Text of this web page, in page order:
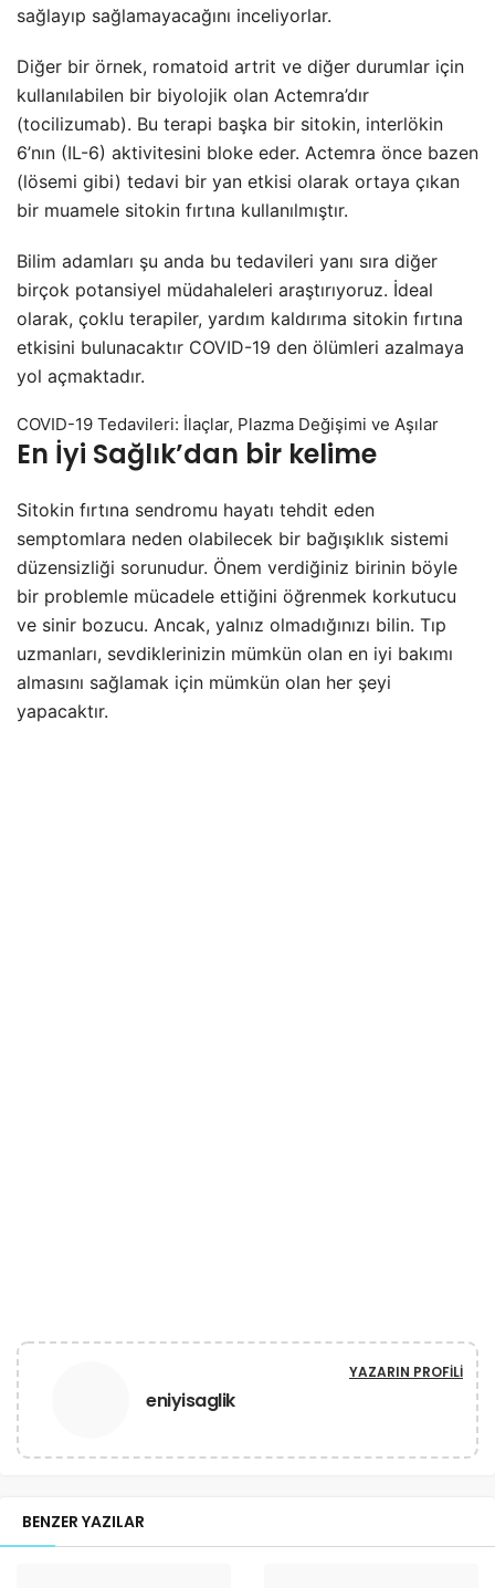
sağlayıp sağlamayacağını inceliyorlar.
Diğer bir örnek, romatoid artrit ve diğer durumlar için
kullanılabilen bir biyolojik olan Actemra’dır
(tocilizumab). Bu terapi başka bir sitokin, interlökin
6’nın (IL-6) aktivitesini bloke eder. Actemra önce bazen
(lösemi gibi) tedavi bir yan etkisi olarak ortaya çıkan
bir muamele sitokin fırtına kullanılmıştır.
Bilim adamları şu anda bu tedavileri yanı sıra diğer
birçok potansiyel müdahaleleri araştırıyoruz. İdeal
olarak, çoklu terapiler, yardım kaldırıma sitokin fırtına
etkisini bulunacaktır COVID-19 den ölümleri azalmaya
yol açmaktadır.
COVID-19 Tedavileri: İlaçlar, Plazma Değişimi ve Aşılar
En İyi Sağlık’dan bir kelime
Sitokin fırtına sendromu hayatı tehdit eden
semptomlara neden olabilecek bir bağışıklık sistemi
düzensizliği sorunudur. Önem verdiğiniz birinin böyle
bir problemle mücadele ettiğini öğrenmek korkutucu
ve sinir bozucu. Ancak, yalnız olmadığınızı bilin. Tıp
uzmanları, sevdiklerinizin mümkün olan en iyi bakımı
almasını sağlamak için mümkün olan her şeyi
yapacaktır.
eniyisaglik
YAZARIN PROFILI
BENZER YAZILAR